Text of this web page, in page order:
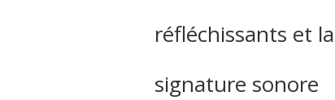
réfléchissants et la
signature sonore